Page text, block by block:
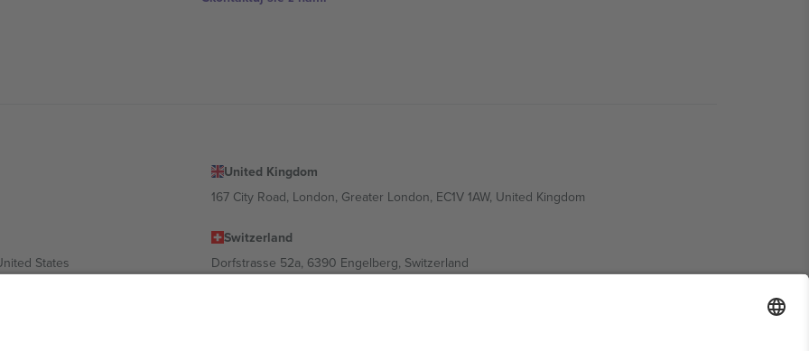
United Kingdom
167 City Road, London, Greater London, EC1V 1AW, United Kingdom
States
Switzerland
Dorfstrasse 52a, 6390 Engelberg, Switzerland